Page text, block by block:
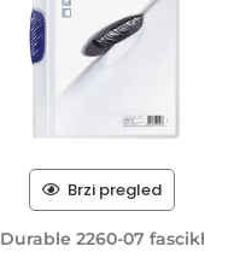
Brzi pregled
Durable 2260-07 fascikl